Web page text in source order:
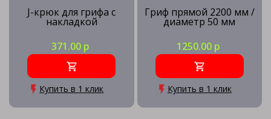
J-крюк для грифа с
накладкой
371.00 р
Купить в 1 клик
Гриф прямой 2200 мм /
диаметр 50 мм
1250.00 р
Купить в 1 клик